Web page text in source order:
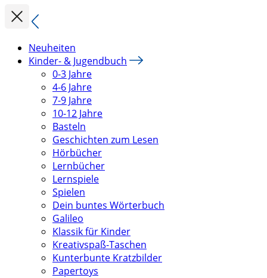
Neuheiten
Kinder- & Jugendbuch
0-3 Jahre
4-6 Jahre
7-9 Jahre
10-12 Jahre
Basteln
Geschichten zum Lesen
Hörbücher
Lernbücher
Lernspiele
Spielen
Dein buntes Wörterbuch
Galileo
Klassik für Kinder
Kreativspaß-Taschen
Kunterbunte Kratzbilder
Papertoys